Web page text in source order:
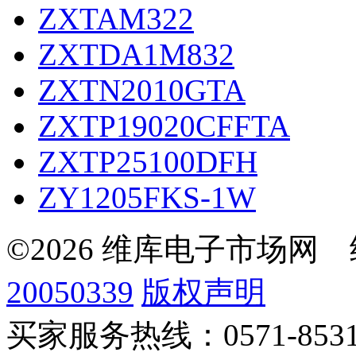
ZXTAM322
ZXTDA1M832
ZXTN2010GTA
ZXTP19020CFFTA
ZXTP25100DFH
ZY1205FKS-1W
©2026 维库电子市场网
20050339 版权声明
买家服务热线：0571-